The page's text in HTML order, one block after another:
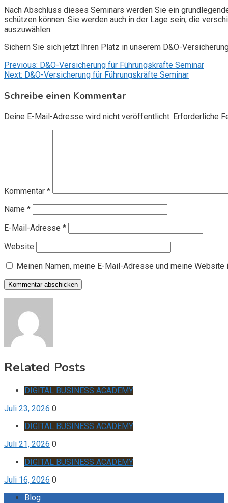
Nach Abschluss dieses Seminars werden Sie ein
schützen können. Sie werden auch in der Lage sein, die
auszuwählen.
Sichern Sie sich jetzt Ihren Platz in unserem D&O-
Beitragsnavigation
Previous: D&O-Versicherung für Führungskräfte Seminar
Next: D&O-Versicherung für Führungskräfte Seminar
Schreibe einen Kommentar
Deine E-Mail-Adresse wird nicht veröffentlicht. Erforderliche
Kommentar *
Name *
E-Mail-Adresse *
Website
Meinen Namen, meine E-Mail-Adresse und meine
Related Posts
DIGITAL BUSINESS ACADEMY
Juli 23, 2026 0
DIGITAL BUSINESS ACADEMY
Juli 21, 2026 0
DIGITAL BUSINESS ACADEMY
Juli 16, 2026 0
Blog